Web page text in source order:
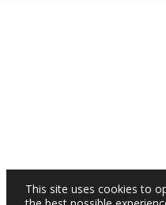
This site uses cookies to